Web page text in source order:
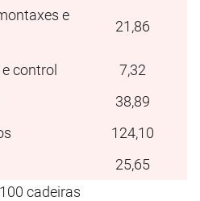
e
21,86
control
7,32
38,89
124,10
25,65
cadeiras